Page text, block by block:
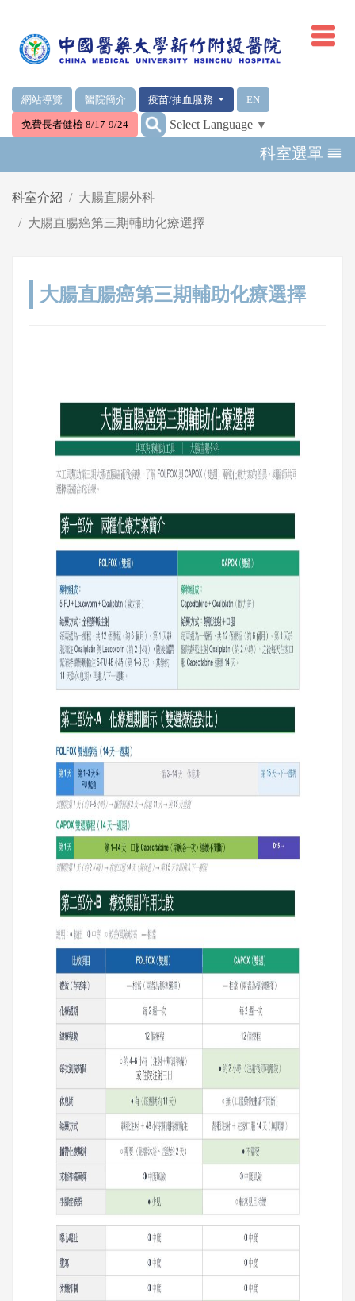
網站導覽 醫院簡介 疫苗/抽血服務 EN
免費長者健檢 8/17-9/24 ::: Select Language ▼
科室選單
科室介紹
大腸直腸外科
大腸直腸癌第三期輔助化療選擇
大腸直腸癌第三期輔助化療選擇